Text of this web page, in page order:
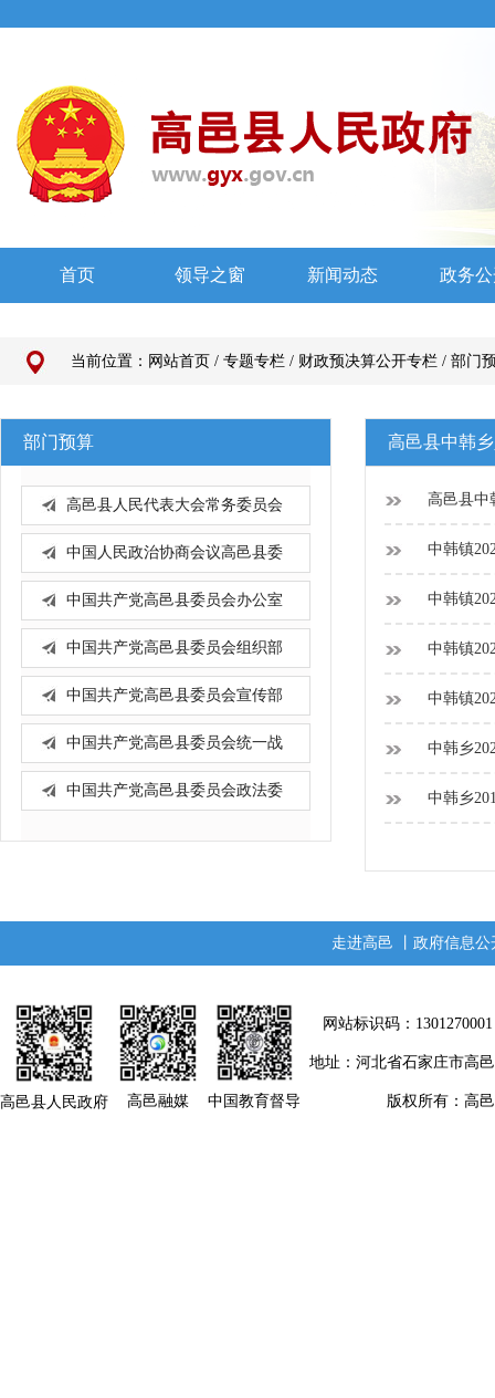
当前位置： 网站首页 / 专题专栏 / 财政预决算公开专栏 / 部门
部门预算
高邑县人民代表大会常务委员会
中国人民政治协商会议高邑县委
中国共产党高邑县委员会办公室
中国共产党高邑县委员会组织部
中国共产党高邑县委员会宣传部
中国共产党高邑县委员会统一战
中国共产党高邑县委员会政法委
高邑县中韩
高邑县中
中韩镇
中韩镇
中韩镇
中韩镇
中韩乡
中韩乡